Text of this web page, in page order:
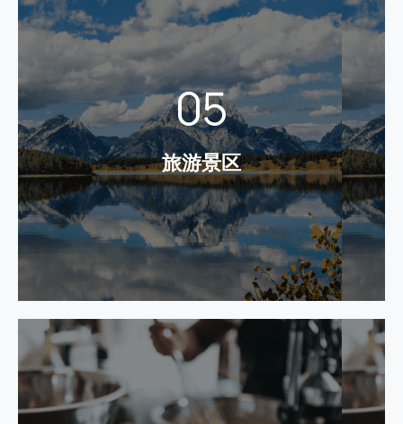
05
旅游景区
旅游景区
为景区搭建统一的支付平台，而景区各板块业务系统
将接入支付平台中。在C端游客层面，支持线上（
PC、APP等 ）和线下（扫码、POS等）多样化的支付
方式，提升支付便利性，并结合会员营销服务，为其
提升优质消费体验和忠诚度，从而提升景区整体的服
务。同时，基于支付平台消除景区数据信息孤岛，实
现账务数据的统一，为景区领导层提供决策支撑。
了解更多
金融支付